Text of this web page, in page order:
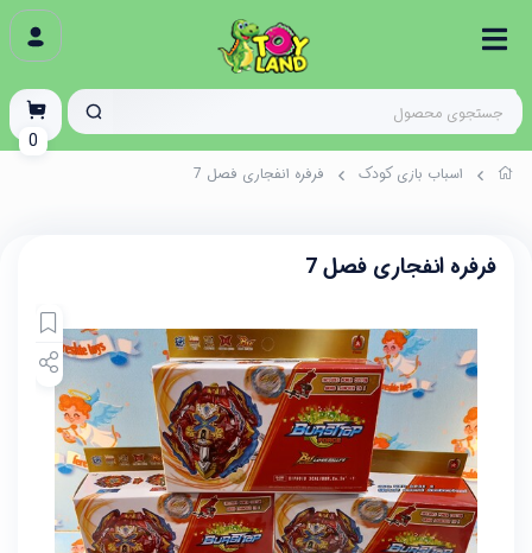
اسباب بازی کودک فرفره انفجاری فصل 7
فرفره انفجاری فصل 7
0